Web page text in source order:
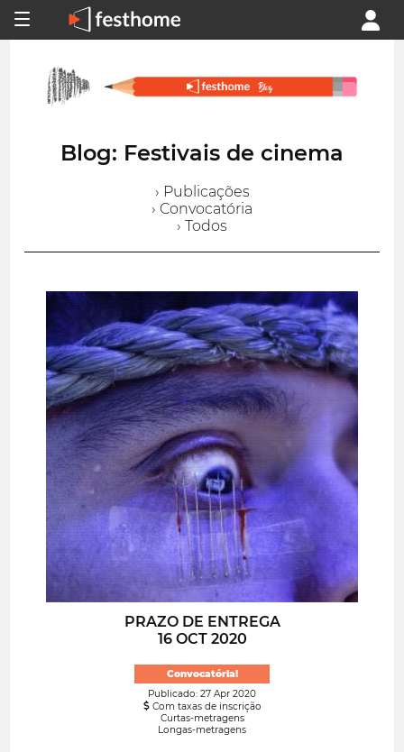
Blog: Festivais de cinema
› Publicações
› Convocatória
› Todos
PRAZO DE ENTREGA
16 OCT 2020
Convocatória!
Publicado: 27 Apr 2020
Com taxas de inscrição
Curtas-metragens
Longas-metragens